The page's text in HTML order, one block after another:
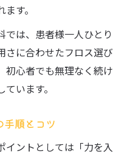
す。
では、患者様一人ひとり
さに合わせたフロス選び
初心者でも無理なく続け
います。
順とコツ
イントとしては「力を入